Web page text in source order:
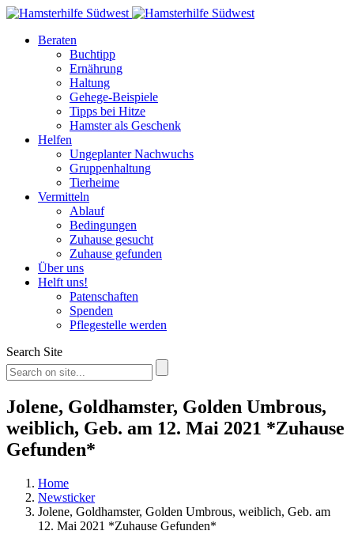
Beraten
Buchtipp
Ernährung
Haltung
Gehege-Beispiele
Tipps bei Hitze
Hamster als Geschenk
Helfen
Ungeplanter Nachwuchs
Gruppenhaltung
Tierheime
Vermitteln
Ablauf
Bedingungen
Zuhause gesucht
Zuhause gefunden
Über uns
Helft uns!
Patenschaften
Spenden
Pflegestelle werden
Search Site
Jolene, Goldhamster, Golden Umbrous,
weiblich, Geb. am 12. Mai 2021 *Zuhause
Gefunden*
Home
Newsticker
Jolene, Goldhamster, Golden Umbrous, weiblich, Geb. am
12. Mai 2021 *Zuhause Gefunden*